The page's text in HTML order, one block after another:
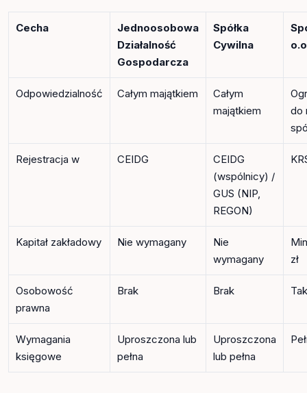
Cecha
Jednoosobowa
Działalność
Gospodarcza
Spółka
Cywilna
Odpowiedzialność Całym majątkiem
Całym
majątkiem
do
Rejestracja w CEIDG
CEIDG
(wspólnicy) /
GUS (NIP,
REGON)
Kapitał zakładowy Nie wymagany
Nie
wymagany
zł
Osobowość
prawna
Brak Brak Tak
Wymagania
księgowe
Uproszczona lub
pełna
Uproszczona
lub pełna